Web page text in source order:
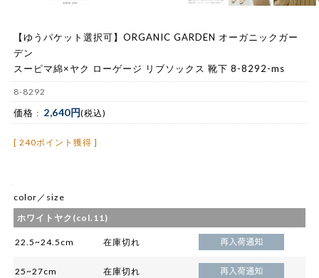
【ゆうパケット選択可】ORGANIC GARDEN オーガニックガー
デン
スーピマ綿×ヤク ローゲージ リブソックス 靴下 8-8292-ms
8-8292
価格 : 2,640円(税込)
[ 240ポイント獲得 ]
color／size
ホワイトヤク(col.11)
22.5~24.5cm 在庫切れ
25~27cm 在庫切れ